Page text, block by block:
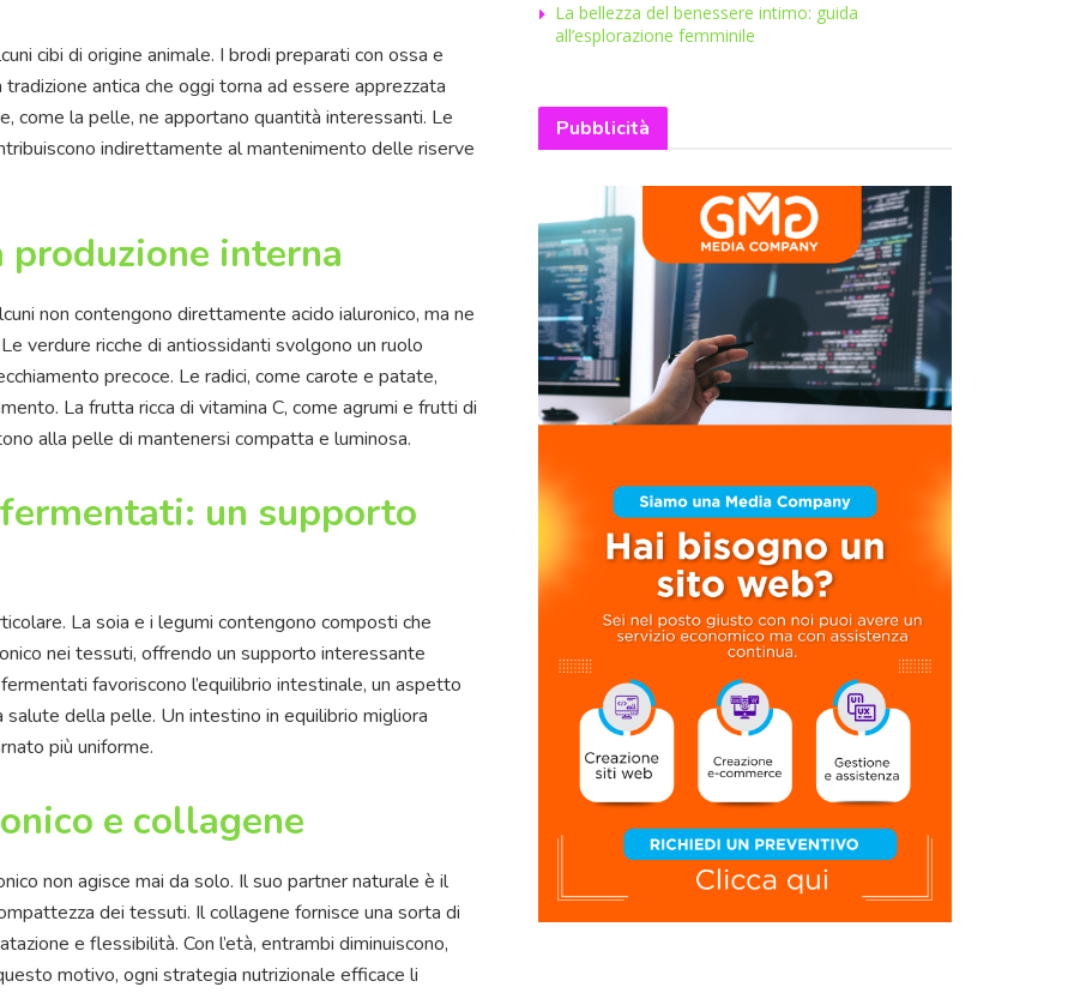
cibi di origine animale. I brodi preparati con ossa e
antica che oggi torna ad essere apprezzata
come la pelle, ne apportano quantità interessanti. Le
indirettamente al mantenimento delle riserve
interna
non contengono direttamente acido ialuronico, ma ne
verdure ricche di antiossidanti svolgono un ruolo
precoce. Le radici, come carote e patate,
La frutta ricca di vitamina C, come agrumi e frutti di
alla pelle di mantenersi compatta e luminosa.
un supporto
La soia e i legumi contengono composti che
nei tessuti, offrendo un supporto interessante
favoriscono l’equilibrio intestinale, un aspetto
della pelle. Un intestino in equilibrio migliora
più uniforme.
e collagene
non agisce mai da solo. Il suo partner naturale è il
dei tessuti. Il collagene fornisce una sorta di
e flessibilità. Con l’età, entrambi diminuiscono,
motivo, ogni strategia nutrizionale efficace li
La bellezza del benessere intimo: guida
all’esplorazione femminile
Pubblicità